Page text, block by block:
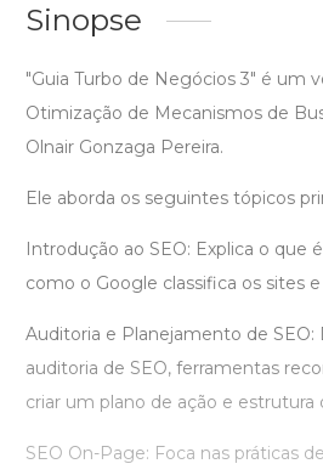
Sinopse
"Guia Turbo de Negócios 3" é um
Otimização de Mecanismos de
Olnair Gonzaga Pereira.
Ele aborda os seguintes tópicos
Introdução ao SEO: Explica o que
como o Google classifica os sites e
Auditoria e Planejamento de
auditoria de SEO, ferramentas
criar um plano de ação e estrutura
SEO On-Page: Foca nas práticas